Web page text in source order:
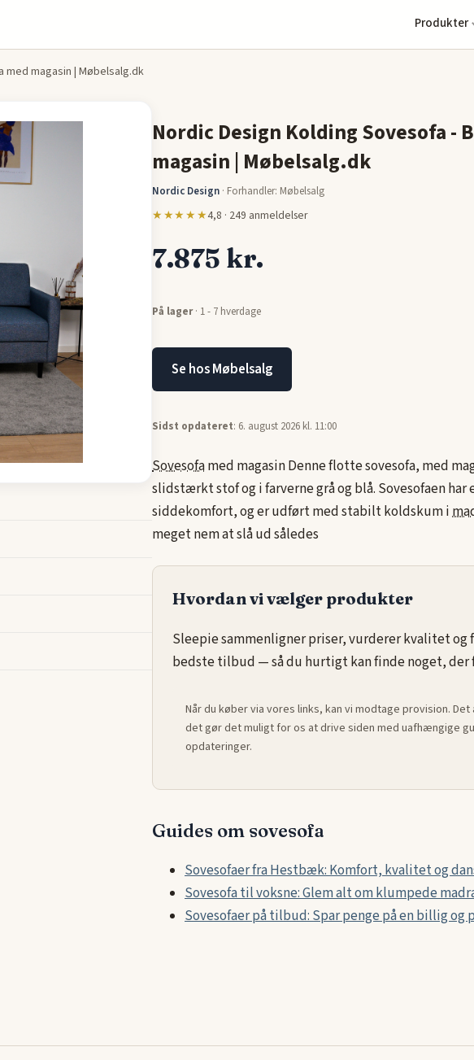
Produkter
med magasin | Møbelsalg.dk
Nordic Design Kolding Sovesofa -
magasin | Møbelsalg.dk
Nordic Design · Forhandler: Møbelsalg
★★★★★4,8 · 249 anmeldelser
7.875 kr.
På lager· 1 - 7 hverdage
Se hos Møbelsalg
Sidst opdateret: 6. august 2026 kl. 11:00
Sovesofamed magasin Denne flotte sovesofa, med
slidstærkt stof og i farverne grå og blå. Sovesofaen har
siddekomfort, og er udført med stabilt koldskum i
meget nem at slå ud således
Hvordan vi vælger produkter
Sleepie sammenligner priser, vurderer kvalitet og
bedste tilbud — så du hurtigt kan finde noget,
Når du køber via vores links, kan vi modtage provision.
det gør det muligt for os at drive siden med uafhængige
opdateringer.
Guides om sovesofa
Sovesofaer fra Hestbæk: Komfort, kvalitet og
Sovesofa til voksne: Glem alt om klumpede
Sovesofaer på tilbud: Spar penge på en billig og